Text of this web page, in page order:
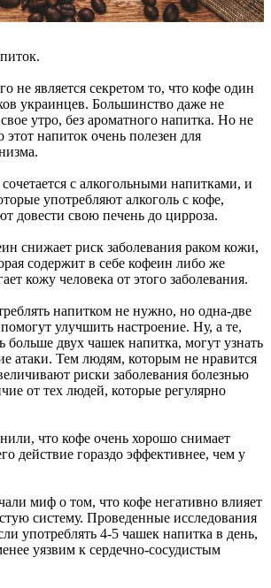
не является секретом то, что кофе один
украинцев. Большинство даже не
утро, без ароматного напитка. Но не
этот напиток очень полезен для
с алкогольными напитками, и
употребляют алкоголь с кофе,
довести свою печень до цирроза.
снижает риск заболевания раком кожи,
содержит в себе кофеин либо же
кожу человека от этого заболевания.
напитком не нужно, но одна-две
улучшить настроение. Ну, а те,
больше двух чашек напитка, могут узнать
атаки. Тем людям, которым не нравится
риски заболевания болезнью
от тех людей, которые регулярно
что кофе очень хорошо снимает
действие гораздо эффективнее, чем у
миф о том, что кофе негативно влияет
систему. Проведенные исследования
употреблять 4-5 чашек напитка в день,
уязвим к сердечно-сосудистым